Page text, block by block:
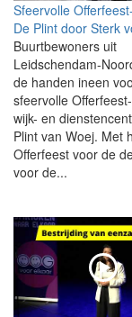
Sfeervolle
De Plint door Sterk
Buurtbewoners uit
Leidschendam-
de handen ineen
sfeervolle
wijk- en
Plint van Woej. Met
Offerfeest voor de
voor de...